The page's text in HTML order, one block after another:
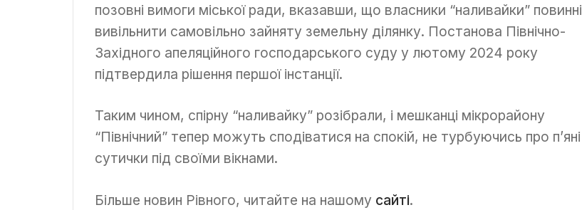
позовні вимоги міської ради, вказавши, що власники “наливайки” повинні
вивільнити самовільно зайняту земельну ділянку. Постанова Північно-
Західного апеляційного господарського суду у лютому 2024 року
підтвердила рішення першої інстанції.
Таким чином, спірну “наливайку” розібрали, і мешканці мікрорайону
“Північний” тепер можуть сподіватися на спокій, не турбуючись про п’яні
сутички під своїми вікнами.
Більше новин Рівного, читайте на нашому сайті.